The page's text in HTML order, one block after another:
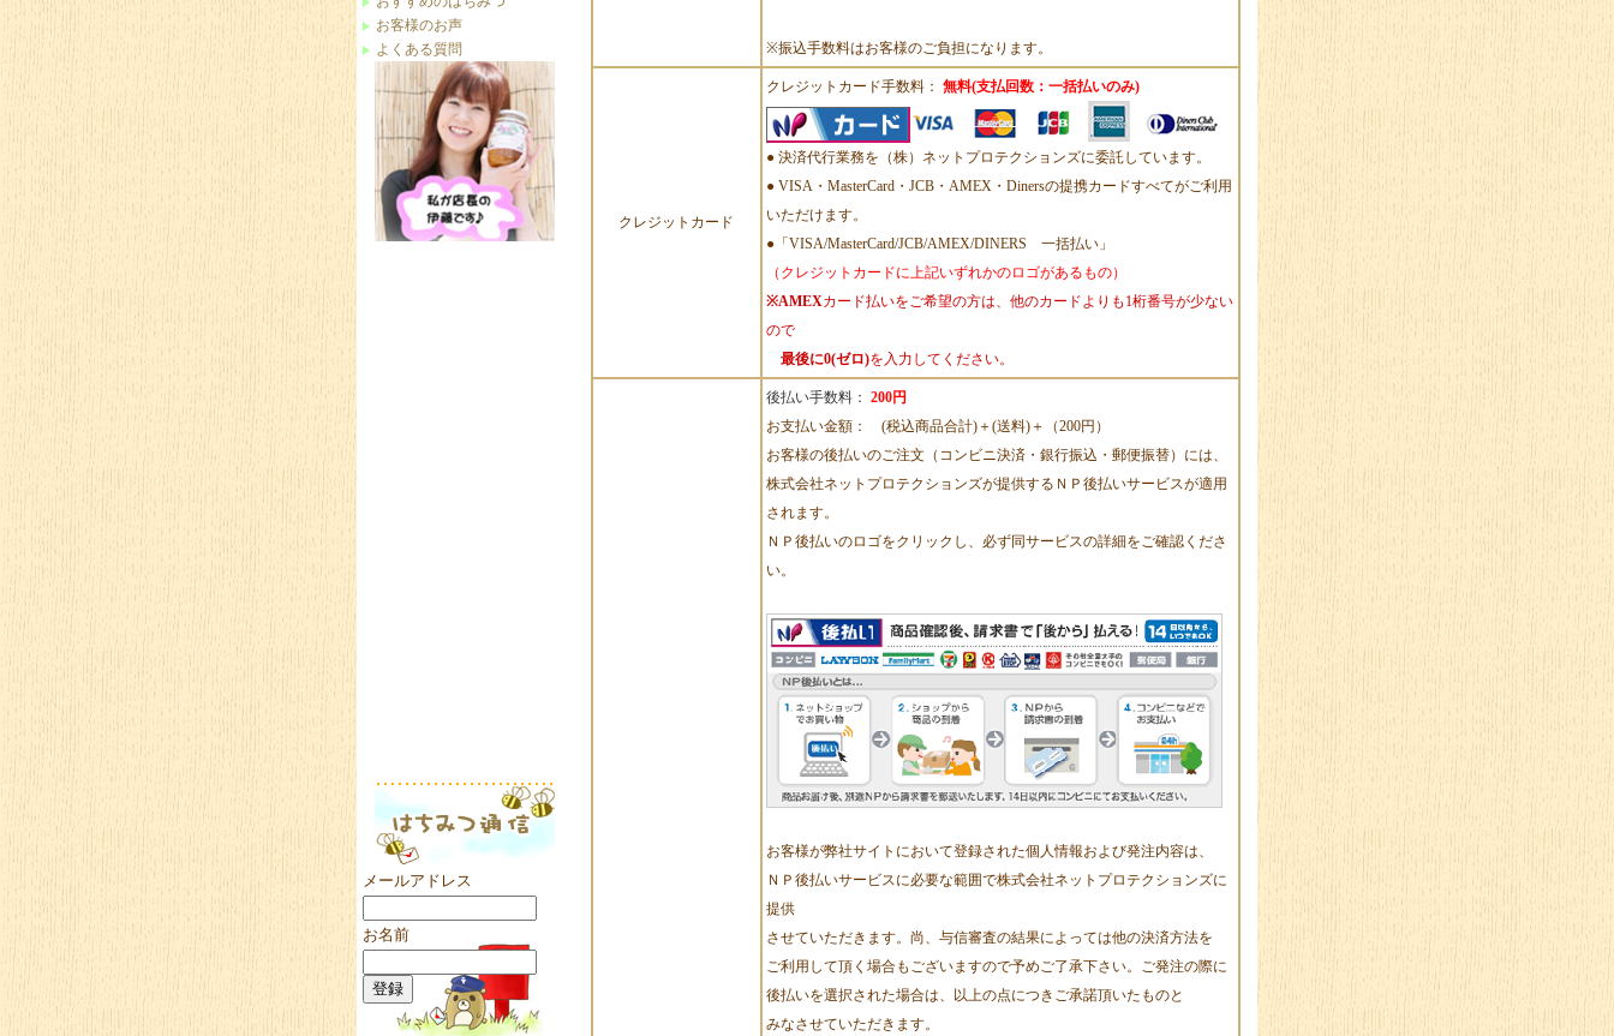
お客様のお声
よくある質問
メールアドレス
お名前
※振込手数料はお客様のご負担になります。
クレジットカード
クレジットカード手数料： 無料(支払回数：一括払いのみ)
● 決済代行業務を（株）ネットプロテクションズに委託しています。
● VISA・MasterCard・JCB・AMEX・Dinersの提携カードすべてがご利用
いただけます。
●「VISA/MasterCard/JCB/AMEX/DINERS 一括払い」
（クレジットカードに上記いずれかのロゴがあるもの）
※AMEXカード払いをご希望の方は、他のカードよりも1桁番号が少ない
ので
最後に0(ゼロ)を入力してください。
後払い手数料： 200円
お支払い金額： (税込商品合計)＋(送料)＋（200円）
お客様の後払いのご注文（コンビニ決済・銀行振込・郵便振替）には、
株式会社ネットプロテクションズが提供するＮＰ後払いサービスが適用
されます。
ＮＰ後払いのロゴをクリックし、必ず同サービスの詳細をご確認くださ
い。
お客様が弊社サイトにおいて登録された個人情報および発注内容は、
ＮＰ後払いサービスに必要な範囲で株式会社ネットプロテクションズに
提供
させていただきます。尚、与信審査の結果によっては他の決済方法を
ご利用して頂く場合もございますので予めご了承下さい。ご発注の際に
後払いを選択された場合は、以上の点につきご承諾頂いたものと
みなさせていただきます。